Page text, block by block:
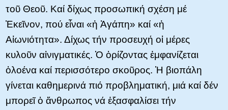
τοῦ Θεοῦ. Kαί δίχως προσωπική σχέση μέ
Ἐκεῖνον, πού εἶναι «ἡ Ἀγάπη» καί «ἡ
Aἰωνιότητα». Δίχως τήν προσευχή οἱ μέρες
κυλοῦν αἰνιγματικές. Ὁ ὁρίζοντας ἐμφανίζεται
ὁλοένα καί περισσότερο σκοῦρος. Ἡ βιοπάλη
γίνεται καθημερινά πιό προβληματική, μιά καί δέν
μπορεῖ ὁ ἄνθρωπος νά ἐξασφαλίσει τήν